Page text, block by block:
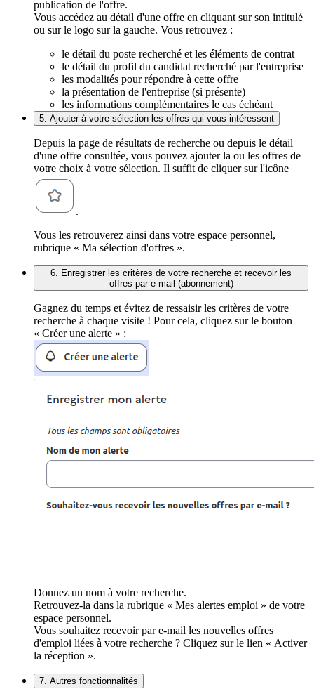
publication de l'offre.
Vous accédez au détail d'une offre en cliquant sur son intitulé
ou sur le logo sur la gauche. Vous retrouvez :
le détail du poste recherché et les éléments de contrat
le détail du profil du candidat recherché par l'entreprise
les modalités pour répondre à cette offre
la présentation de l'entreprise (si présente)
les informations complémentaires le cas échéant
5. Ajouter à votre sélection les offres qui vous intéressent
Depuis la page de résultats de recherche ou depuis le détail
d'une offre consultée, vous pouvez ajouter la ou les offres de
votre choix à votre sélection. Il suffit de cliquer sur l'icône
.
Vous les retrouverez ainsi dans votre espace personnel,
rubrique « Ma sélection d'offres ».
6. Enregistrer les critères de votre recherche et recevoir les
offres par e-mail (abonnement)
Gagnez du temps et évitez de ressaisir les critères de votre
recherche à chaque visite ! Pour cela, cliquez sur le bouton
« Créer une alerte » :
Donnez un nom à votre recherche.
Retrouvez-la dans la rubrique « Mes alertes emploi » de votre
espace personnel.
Vous souhaitez recevoir par e-mail les nouvelles offres
d'emploi liées à votre recherche ? Cliquez sur le lien « Activer
la réception ».
7. Autres fonctionnalités